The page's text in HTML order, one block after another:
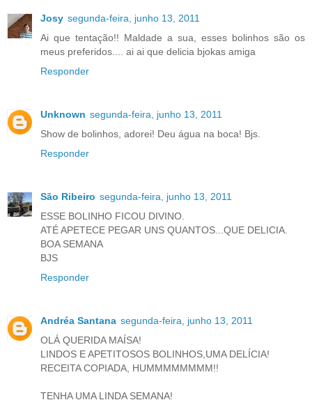
Josy segunda-feira, junho 13, 2011
Ai que tentação!! Maldade a sua, esses bolinhos são os
meus preferidos.... ai ai que delicia bjokas amiga
Responder
Unknown segunda-feira, junho 13, 2011
Show de bolinhos, adorei! Deu água na boca! Bjs.
Responder
São Ribeiro segunda-feira, junho 13, 2011
ESSE BOLINHO FICOU DIVINO.
ATÉ APETECE PEGAR UNS QUANTOS...QUE DELICIA.
BOA SEMANA
BJS
Responder
Andréa Santana segunda-feira, junho 13, 2011
OLÁ QUERIDA MAÍSA!
LINDOS E APETITOSOS BOLINHOS,UMA DELÍCIA!
RECEITA COPIADA, HUMMMMMMMM!!
TENHA UMA LINDA SEMANA!